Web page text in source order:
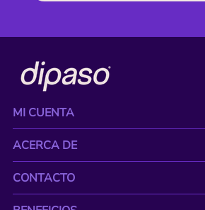
MI CUENTA
ACERCA DE
CONTACTO